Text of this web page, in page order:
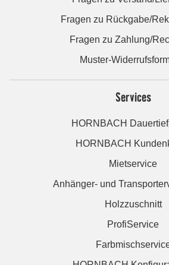
Fragen zu Rückgabe/
Fragen zu Zahlung/
Muster-
Services
HORNBACH
HORNBACH
Mietservice
Anhänger- und
Holzzuschnitt
ProfiService